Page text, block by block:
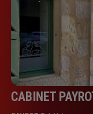
CABINET